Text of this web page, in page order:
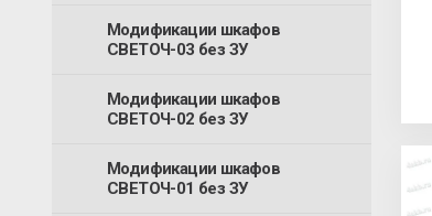
Модификации шкафов
СВЕТОЧ-03 без ЗУ
Модификации шкафов
СВЕТОЧ-02 без ЗУ
Модификации шкафов
СВЕТОЧ-01 без ЗУ